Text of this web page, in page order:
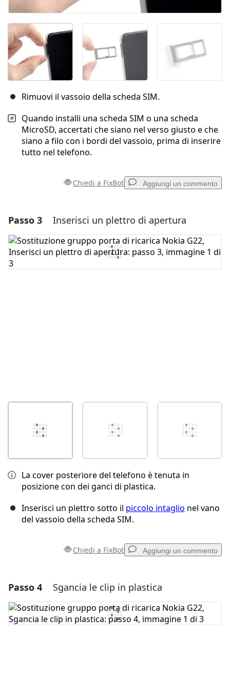
Rimuovi il vassoio della scheda SIM.
Quando installi una scheda SIM o una scheda
MicroSD, accertati che siano nel verso giusto e che
siano a filo con i bordi del vassoio, prima di inserire
tutto nel telefono.
Chiedi a FixBot Aggiungi un commento
Aggiungi un commento
Aggiungi Commento
Passo 3 Inserisci un plettro di apertura
La cover posteriore del telefono è tenuta in
posizione con dei ganci di plastica.
Inserisci un plettro sotto il piccolo intaglio nel vano
del vassoio della scheda SIM.
Chiedi a FixBot Aggiungi un commento
Aggiungi un commento
Aggiungi Commento
Passo 4 Sgancia le clip in plastica